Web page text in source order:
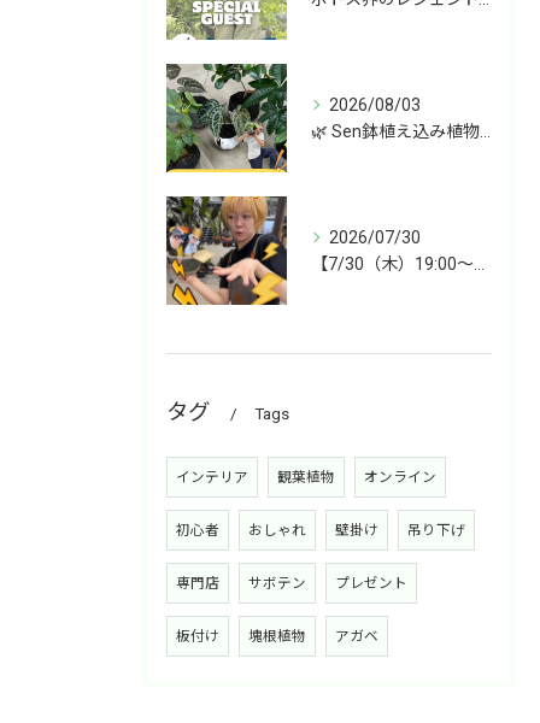
2026/08/03
2026/07/30
タグ Tags
インテリア 観葉植物 オンライン
初心者 おしゃれ 壁掛け 吊り下げ
専門店 サボテン プレゼント
板付け 塊根植物 アガベ